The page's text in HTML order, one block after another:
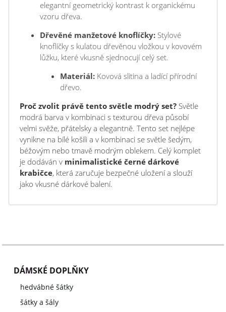
elegantní geometrický kontrast k organickému
vzoru dřeva.
Dřevěné manžetové knoflíčky: Stylové
knoflíčky s kulatou dřevěnou vložkou v kovovém
lůžku, které vkusně sjednocují celý set.
Materiál: Kovová slitina a ladící přírodní
dřevo.
Proč zvolit právě tento světle modrý set? Světle
modrá barva v kombinaci s texturou dřeva působí
velmi svěže, přátelsky a elegantně. Tento set nejlépe
vynikne na bílé košili a v kombinaci se světle šedým,
béžovým nebo tmavě modrým oblekem. Celý komplet
je dodáván v minimalistické černé dárkové
krabičce, která zaručuje bezpečné uložení a slouží
jako vkusné dárkové balení.
DÁMSKÉ DOPLŇKY
hedvábné šátky
šátky a šály